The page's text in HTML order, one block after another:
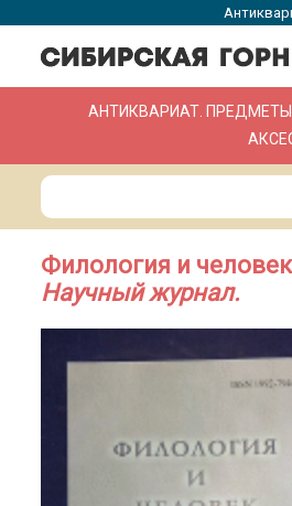
АНТИКВАРИАТ. ПРЕДМЕТЫ
Филология и
Научный журнал.